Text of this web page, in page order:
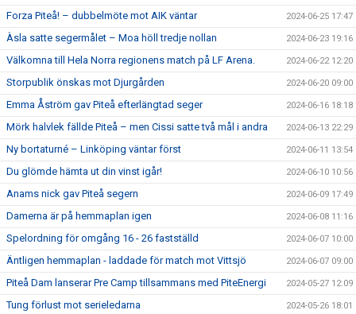
Forza Piteå! – dubbelmöte mot AIK väntar 2024-06-25 17:47
Àsla satte segermålet – Moa höll tredje nollan 2024-06-23 19:16
Välkomna till Hela Norra regionens match på LF Arena. 2024-06-22 12:20
Storpublik önskas mot Djurgården 2024-06-20 09:00
Emma Åström gav Piteå efterlängtad seger 2024-06-16 18:18
Mörk halvlek fällde Piteå – men Cissi satte två mål i andra 2024-06-13 22:29
Ny bortaturné – Linköping väntar först 2024-06-11 13:54
Du glömde hämta ut din vinst igår! 2024-06-10 10:56
Anams nick gav Piteå segern 2024-06-09 17:49
Damerna är på hemmaplan igen 2024-06-08 11:16
Spelordning för omgång 16 - 26 fastställd 2024-06-07 10:00
Äntligen hemmaplan - laddade för match mot Vittsjö 2024-06-07 09:00
Piteå Dam lanserar Pre Camp tillsammans med PiteEnergi 2024-05-27 12:09
Tung förlust mot serieledarna 2024-05-26 18:01